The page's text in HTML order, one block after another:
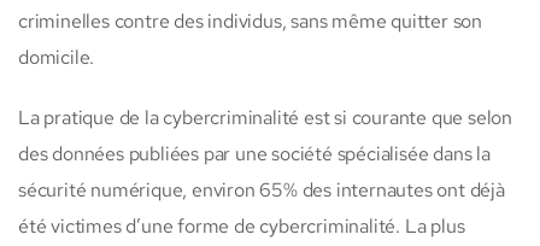
criminelles contre des individus, sans même quitter son
domicile.
La pratique de la cybercriminalité est si courante que selon
des données publiées par une société spécialisée dans la
sécurité numérique, environ 65% des internautes ont déjà
été victimes d’une forme de cybercriminalité. La plus